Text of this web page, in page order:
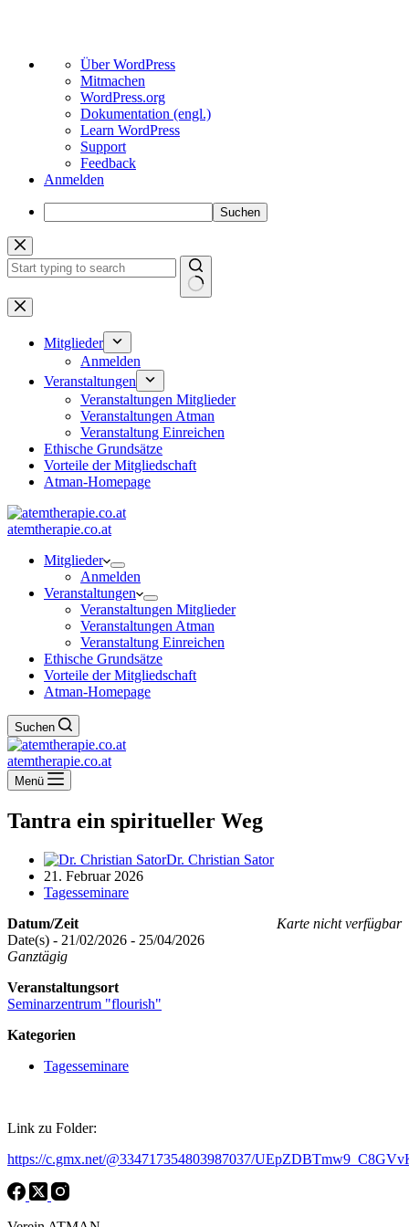
Über
WordPress
Über WordPress
Mitmachen
WordPress.org
Dokumentation (engl.)
Learn WordPress
Support
Feedback
Anmelden
Suchen
Zum
Inhalt
springen
Keine
Ergebnisse
Mitglieder
Anmelden
Veranstaltungen
Veranstaltungen Mitglieder
Veranstaltungen Atman
Veranstaltung Einreichen
Ethische Grundsätze
Vorteile der Mitgliedschaft
Atman-Homepage
atemtherapie.co.at
Mitglieder
Anmelden
Veranstaltungen
Veranstaltungen Mitglieder
Veranstaltungen Atman
Veranstaltung Einreichen
Ethische Grundsätze
Vorteile der Mitgliedschaft
Atman-Homepage
Suchen
atemtherapie.co.at
Menü
Tantra ein spiritueller Weg
Dr. Christian Sator
21. Februar 2026
Tagesseminare
Karte nicht verfügbar
Datum/Zeit
Date(s) - 21/02/2026 - 25/04/2026
Ganztägig
Veranstaltungsort
Seminarzentrum "flourish"
Kategorien
Tagesseminare
Link zu Folder:
https://c.gmx.net/@334717354803987037/